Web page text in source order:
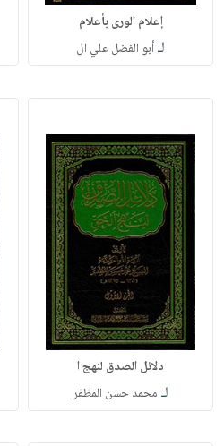
إعلام الورى بأعلام
لـأبو الفضل علي ال
دلائل الصدق لنهج ا
لـ محمد حسن المظفر